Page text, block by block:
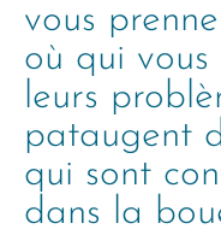
vous
où qui
leurs
pataugent
qui sont
dans la